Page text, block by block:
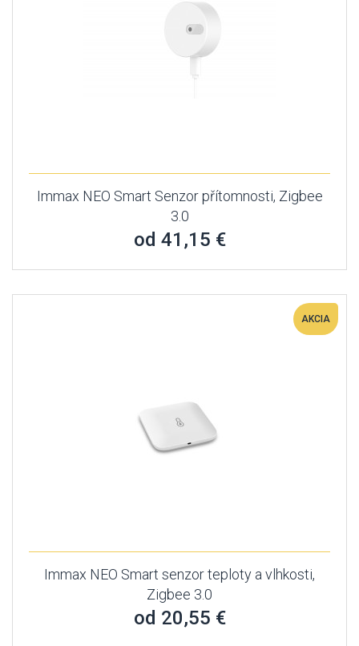
Immax NEO Smart Senzor přítomnosti, Zigbee
3.0
od 41,15 €
AKCIA
Immax NEO Smart senzor teploty a vlhkosti,
Zigbee 3.0
od 20,55 €